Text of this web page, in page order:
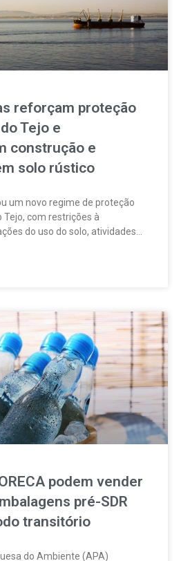
reforçam proteção
Tejo e
construção e
solo rústico
um novo regime de proteção
Tejo, com restrições à
do uso do solo, atividades
nas áreas abrangidas pela
podem vender
pré-SDR
transitório
do Ambiente (APA)